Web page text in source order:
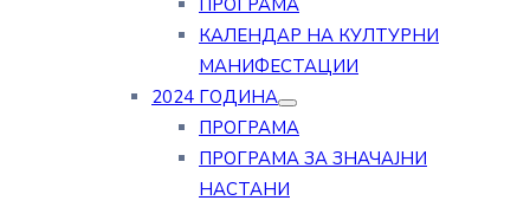
ПРОГРАМА
КАЛЕНДАР НА КУЛТУРНИ
МАНИФЕСТАЦИИ
2024 ГОДИНА
ПРОГРАМА
ПРОГРАМА ЗА ЗНАЧАЈНИ
НАСТАНИ